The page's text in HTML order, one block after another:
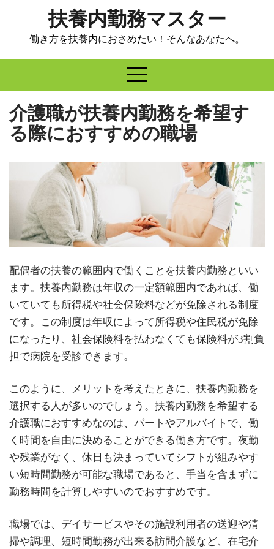
content
扶養内勤務マスター
働き方を扶養内におさめたい！そんなあなたへ。
介護職が扶養内勤務を希望す
る際におすすめの職場
配偶者の扶養の範囲内で働くことを扶養内勤務といい
ます。扶養内勤務は年収の一定額範囲内であれば、働
いていても所得税や社会保険料などが免除される制度
です。この制度は年収によって所得税や住民税が免除
になったり、社会保険料を払わなくても保険料が3割負
担で病院を受診できます。
このように、メリットを考えたときに、扶養内勤務を
選択する人が多いのでしょう。扶養内勤務を希望する
介護職におすすめなのは、パートやアルバイトで、働
く時間を自由に決めることができる働き方です。夜勤
や残業がなく、休日も決まっていてシフトが組みやす
い短時間勤務が可能な職場であると、手当を含まずに
勤務時間を計算しやすいのでおすすめです。
職場では、デイサービスやその施設利用者の送迎や清
掃や調理、短時間勤務が出来る訪問介護など、在宅介